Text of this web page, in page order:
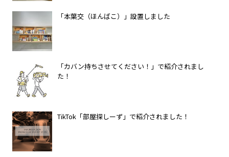
「本葉交（ほんばこ）」設置しました
「カバン持ちさせてください！」で紹介されまし
た！
TikTok「部屋探しーず」で紹介されました！